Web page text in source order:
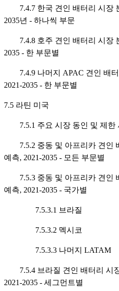
7.4.7 한국 견인 배터리 시장
2035년 - 하나씩 부문
7.4.8 호주 견인 배터리 시장
2035 - 한 부문별
7.4.9 나머지 APAC 견인 배터
2021-2035 - 한 부문별
7.5 라틴 미국
7.5.1 주요 시장 동인 및 제한
7.5.2 중동 및 아프리카 견인
예측, 2021-2035 - 모든 부문별
7.5.3 중동 및 아프리카 견인
예측, 2021-2035 - 국가별
7.5.3.1 브라질
7.5.3.2 멕시코
7.5.3.3 나머지 LATAM
7.5.4 브라질 견인 배터리 시
2021-2035 - 세그먼트별